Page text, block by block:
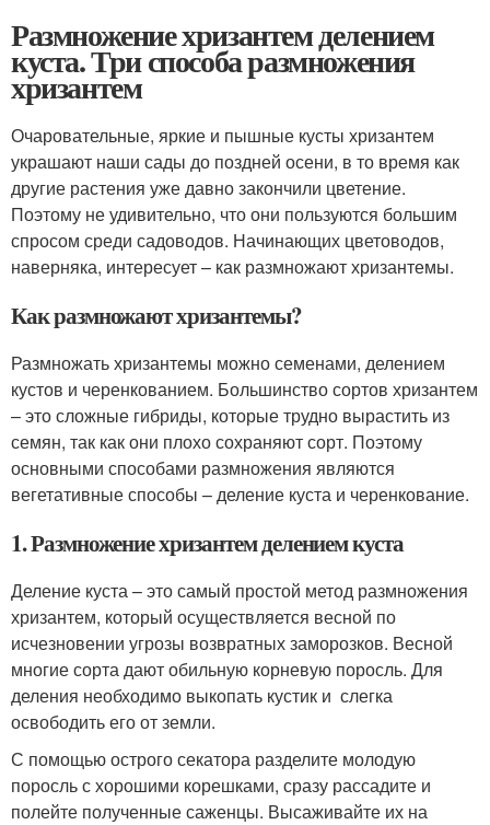
Размножение хризантем делением
куста. Три способа размножения
хризантем
Очаровательные, яркие и пышные кусты хризантем
украшают наши сады до поздней осени, в то время как
другие растения уже давно закончили цветение.
Поэтому не удивительно, что они пользуются большим
спросом среди садоводов. Начинающих цветоводов,
наверняка, интересует – как размножают хризантемы.
Как размножают хризантемы?
Размножать хризантемы можно семенами, делением
кустов и черенкованием. Большинство сортов хризантем
– это сложные гибриды, которые трудно вырастить из
семян, так как они плохо сохраняют сорт. Поэтому
основными способами размножения являются
вегетативные способы – деление куста и черенкование.
1. Размножение хризантем делением куста
Деление куста – это самый простой метод размножения
хризантем, который осуществляется весной по
исчезновении угрозы возвратных заморозков. Весной
многие сорта дают обильную корневую поросль. Для
деления необходимо выкопать кустик и слегка
освободить его от земли.
С помощью острого секатора разделите молодую
поросль с хорошими корешками, сразу рассадите и
полейте полученные саженцы. Высаживайте их на